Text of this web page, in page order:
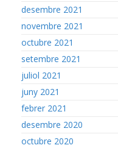
desembre 2021
novembre 2021
octubre 2021
setembre 2021
juliol 2021
juny 2021
febrer 2021
desembre 2020
octubre 2020